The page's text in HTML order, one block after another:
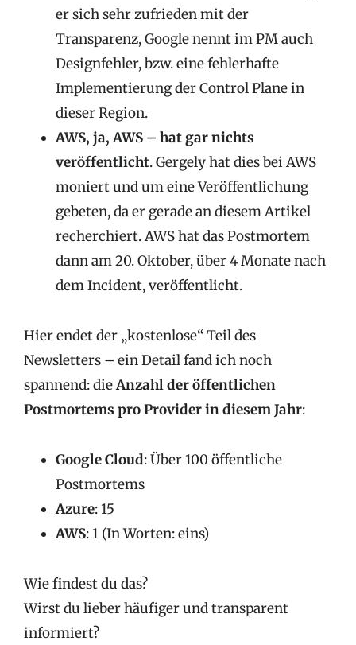
er sich sehr zufrieden mit der
Transparenz, Google nennt im PM auch
Designfehler, bzw. eine fehlerhafte
Implementierung der Control Plane in
dieser Region.
AWS, ja, AWS – hat gar nichts
veröffentlicht. Gergely hat dies bei AWS
moniert und um eine Veröffentlichung
gebeten, da er gerade an diesem Artikel
recherchiert. AWS hat das Postmortem
dann am 20. Oktober, über 4 Monate nach
dem Incident, veröffentlicht.
Hier endet der „kostenlose“ Teil des
Newsletters – ein Detail fand ich noch
spannend: dieAnzahl der öffentlichen
Postmortems pro Provider in diesem Jahr:
Google Cloud: Über 100 öffentliche
Postmortems
Azure: 15
AWS: 1 (In Worten: eins)
Wie findest du das?
Wirst du lieber häufiger und transparent
informiert?